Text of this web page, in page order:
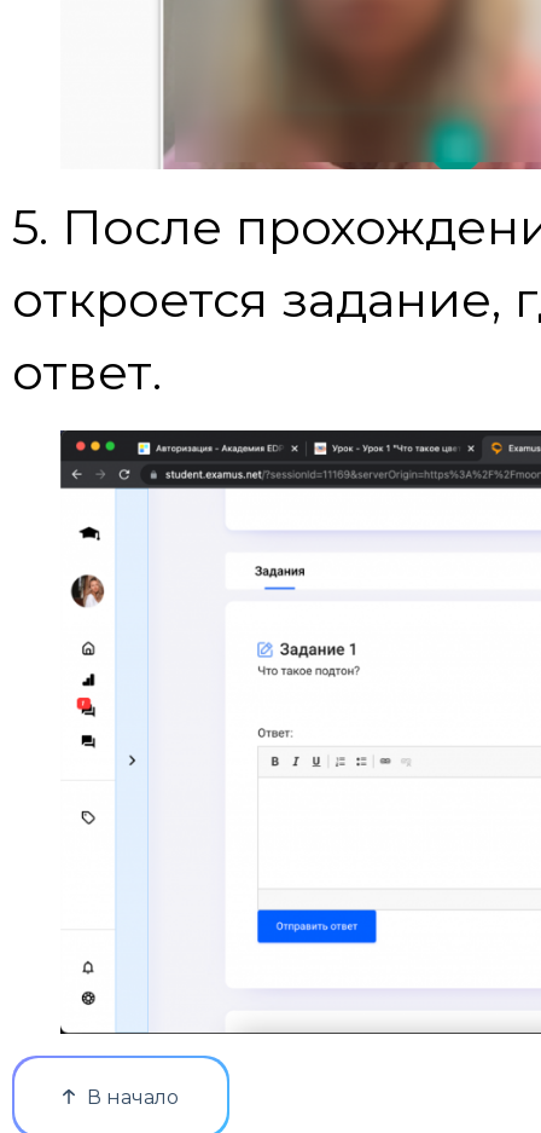
5. После
откроется задание,
ответ.
В начало